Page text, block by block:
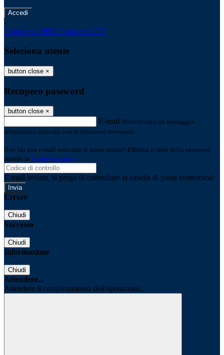
-
Entra con SPID Entra con CIE
Seleziona utente
button close ×
Recupero password
button close ×
E-mail Verrà inviato un messaggio
all'indirizzo indicato con le istruzioni necessarie.
Non hai una e-mail associata al nome utente? Effettua il reset della password
tramite la Login Spaggiari
E-mail inviata, si prega di controllare la casella di posta elettronica!
Errore
Chiudi
Successo
Chiudi
Informazione
Chiudi
Attendere...
Attendere il completamento dell'operazione...